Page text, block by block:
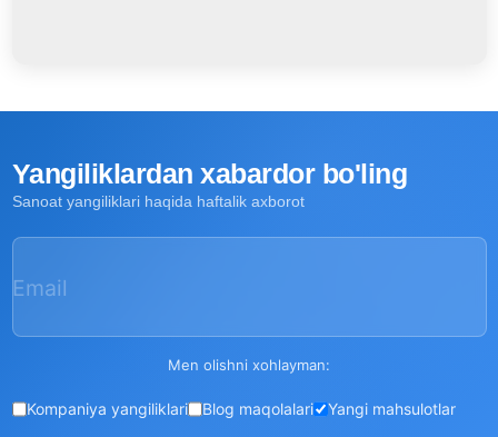
Yangiliklardan xabardor bo'ling
Sanoat yangiliklari haqida haftalik axborot
Email
Men olishni xohlayman:
Kompaniya yangiliklari Blog maqolalari Yangi mahsulotlar